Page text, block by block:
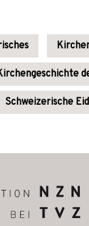
Schweizerische